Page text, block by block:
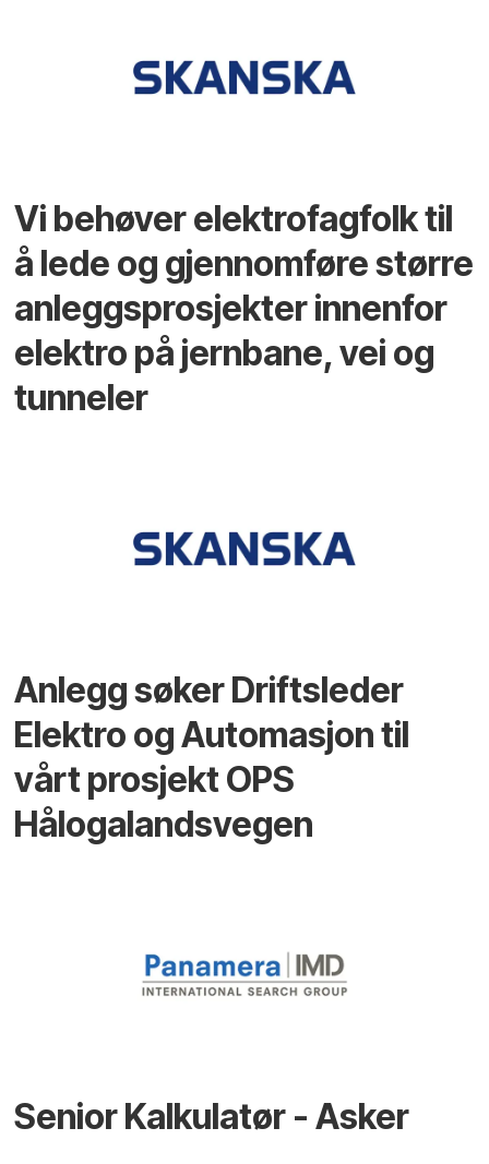
Vi behøver elektrofagfolk til
å lede og gjennomføre større
anleggsprosjekter innenfor
elektro på jernbane, vei og
tunneler
Anlegg søker Driftsleder
Elektro og Automasjon til
vårt prosjekt OPS
Hålogalandsvegen
Senior Kalkulatør - Asker